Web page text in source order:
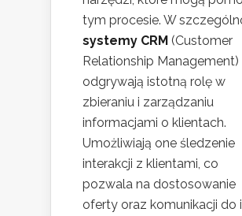
tym procesie. W
systemy CRM (Customer
Relationship Management)
odgrywają istotną rolę w
zbieraniu i zarządzaniu
informacjami o klientach.
Umożliwiają one śledzenie
interakcji z klientami, co
pozwala na dostosowanie
oferty oraz komunikacji do